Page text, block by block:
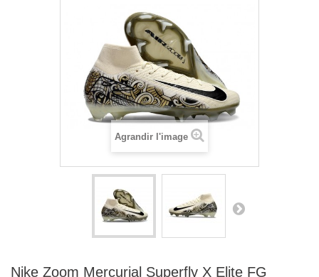
Agrandir l'image
Nike Zoom Mercurial Superfly X Elite FG